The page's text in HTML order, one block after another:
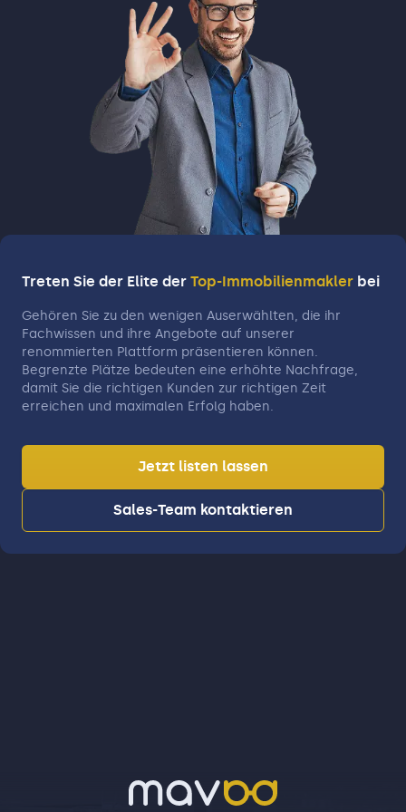
Bürgerpark und der Botanische Garten bieten
grüne Oasen und Ruhepunkte inmitten der
Stadt. Braunschweig überzeugt zudem mit einer
vielfältigen Gastronomieszene, von
gemütlichen Brauhäusern bis zu gehobenen
Restaurants. Die Stadt ist sowohl kulturell als
auch historisch bedeutsam und lädt Besucher
ein, ihre vielseitigen Facetten zu entdecken.
Treten Sie der Elite der Top-Immobilienmakler bei
Gehören Sie zu den wenigen Auserwählten, die ihr
Fachwissen und ihre Angebote auf unserer
renommierten Plattform präsentieren können.
Begrenzte Plätze bedeuten eine erhöhte Nachfrage,
damit Sie die richtigen Kunden zur richtigen Zeit
erreichen und maximalen Erfolg haben.
Jetzt listen lassen
Sales-Team kontaktieren